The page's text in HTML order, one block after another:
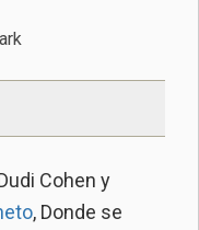
Cohen y
, Donde se